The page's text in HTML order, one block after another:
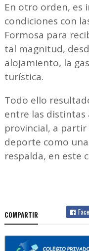
En otro orden, es
condiciones con
Formosa para
tal magnitud,
alojamiento, la
turística.
Todo ello
entre las distintas
provincial, a
deporte como
respalda, en este
COMPARTIR